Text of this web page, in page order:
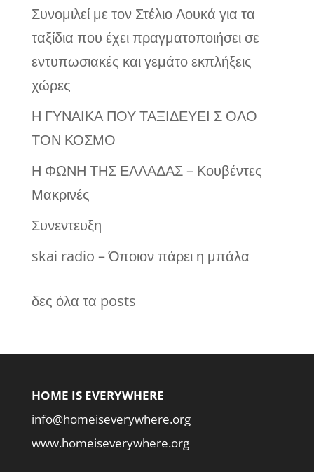
Συνομιλεί με τον Στέλιο Λουκά για τα
ταξίδια που έχει πραγματοποιήσει σε
εντυπωσιακές και γεμάτο εκπλήξεις
χώρες
Η ΓΥΝΑΙΚΑ ΠΟΥ ΤΑΞΙΔΕΥΕΙ Σ ΟΛΟ
ΤΟΝ ΚΟΣΜΟ
Η ΦΩΝΗ ΤΗΣ ΕΛΛΑΔΑΣ – Κουβέντες
Μακρινές
Συνεντευξη
skai radio – Όποιον πάρει η μπάλα
δες όλα τα posts
HOME IS EVERYWHERE
info@homeiseverywhere.org
www.homeiseverywhere.org